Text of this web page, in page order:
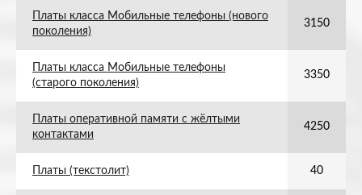
Платы класса Мобильные телефоны (нового
поколения)
3150
Платы класса Мобильные телефоны
(старого поколения)
3350
Платы оперативной памяти с жёлтыми
контактами
4250
Платы (текстолит) 40